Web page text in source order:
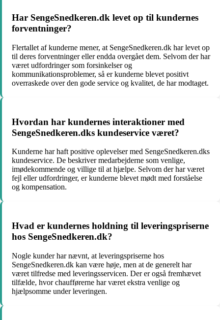
Har SengeSnedkeren.dk levet op til kundernes
forventninger?
Flertallet af kunderne mener, at SengeSnedkeren.dk har levet op
til deres forventninger eller endda overgået dem. Selvom der har
været udfordringer som forsinkelser og
kommunikationsproblemer, så er kunderne blevet positivt
overraskede over den gode service og kvalitet, de har modtaget.
Hvordan har kundernes interaktioner med
SengeSnedkeren.dks kundeservice været?
Kunderne har haft positive oplevelser med SengeSnedkeren.dks
kundeservice. De beskriver medarbejderne som venlige,
imødekommende og villige til at hjælpe. Selvom der har været
fejl eller udfordringer, er kunderne blevet mødt med forståelse
og kompensation.
Hvad er kundernes holdning til leveringspriserne
hos SengeSnedkeren.dk?
Nogle kunder har nævnt, at leveringspriserne hos
SengeSnedkeren.dk kan være høje, men at de generelt har
været tilfredse med leveringsservicen. Der er også fremhævet
tilfælde, hvor chaufførerne har været ekstra venlige og
hjælpsomme under leveringen.